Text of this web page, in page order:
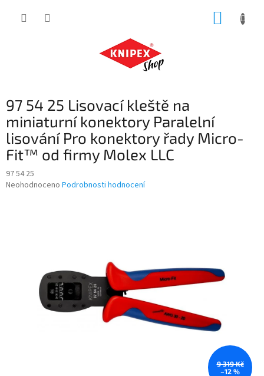
97 54 25 Lisovací kleště na
miniaturní konektory Paralelní
lisování Pro konektory řady Micro-
Fit™ od firmy Molex LLC
97 54 25
Průměrné
Neohodnoceno Podrobnosti hodnocení
9 319 Kč
–12 %